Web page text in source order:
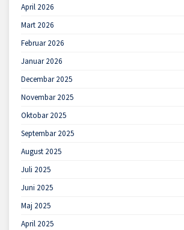
April 2026
Mart 2026
Februar 2026
Januar 2026
Decembar 2025
Novembar 2025
Oktobar 2025
Septembar 2025
August 2025
Juli 2025
Juni 2025
Maj 2025
April 2025